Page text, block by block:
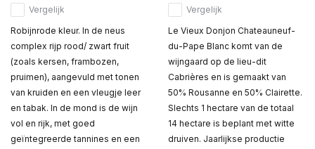
Vergelijk
Robijnrode kleur. In de neus
complex rijp rood/ zwart fruit
(zoals kersen, frambozen,
pruimen), aangevuld met tonen
van kruiden en een vleugje leer
en tabak. In de mond is de wijn
vol en rijk, met goed
geïntegreerde tannines en een
Vergelijk
Le Vieux Donjon Chateauneuf-
du-Pape Blanc komt van de
wijngaard op de lieu-dit
Cabrières en is gemaakt van
50% Rousanne en 50% Clairette.
Slechts 1 hectare van de totaal
14 hectare is beplant met witte
druiven. Jaarlijkse productie